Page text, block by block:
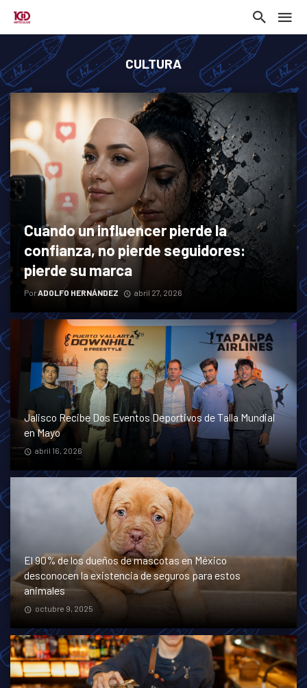
CULTURA
Cuando un influencer pierde la
confianza, no pierde seguidores:
pierde su marca
PorADOLFO HERNÁNDEZ abril 27, 2026
Jalisco Recibe Dos Eventos Deportivos de Talla Mundial
en Mayo
abril 16, 2026
El 90% de los dueños de mascotas en México
desconocen la existencia de seguros para estos
animales
octubre 9, 2025